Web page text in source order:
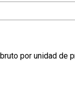
por unidad de